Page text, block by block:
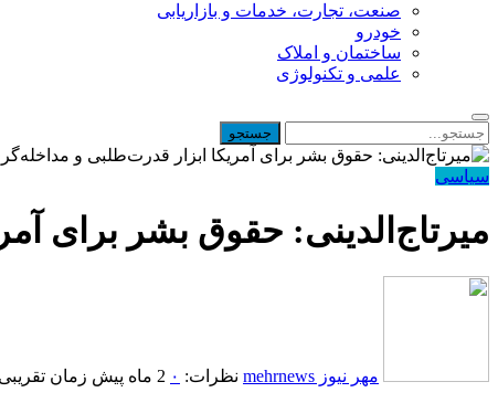
صنعت، تجارت، خدمات و بازاریابی
خودرو
ساختمان و املاک
علمی و تکنولوژی
سیاسی
میرتاج‌الدینی: حقوق بشر برای
مهر نیوز mehrnews نظرات: ۰ 2 ماه پیش زمان تقریبی